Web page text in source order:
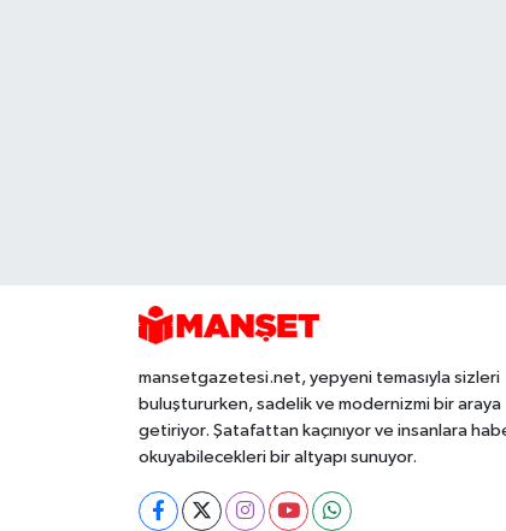
mansetgazetesi.net, yepyeni temasıyla sizleri
buluştururken, sadelik ve modernizmi bir araya
getiriyor. Şatafattan kaçınıyor ve insanlara
okuyabilecekleri bir altyapı sunuyor.